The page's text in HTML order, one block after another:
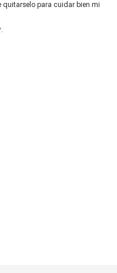
quitarselo para cuidar bien mi